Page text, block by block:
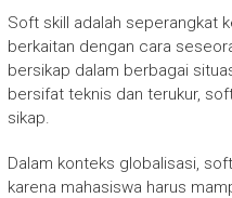
Soft skill adalah seperangkat
berkaitan dengan cara
bersikap dalam berbagai
bersifat teknis dan terukur,
sikap.
Dalam konteks globalisasi,
karena mahasiswa harus